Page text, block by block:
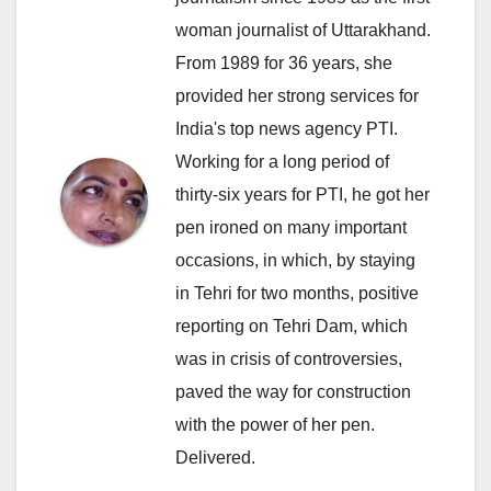
woman journalist of Uttarakhand.
From 1989 for 36 years, she
provided her strong services for
India's top news agency PTI.
Working for a long period of
thirty-six years for PTI, he got her
pen ironed on many important
occasions, in which, by staying
in Tehri for two months, positive
reporting on Tehri Dam, which
was in crisis of controversies,
paved the way for construction
with the power of her pen.
Delivered.